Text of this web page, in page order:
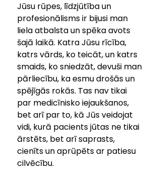
Jūsu rūpes, līdzjūtība un
profesionālisms ir bijusi man
liela atbalsta un spēka avots
šajā laikā. Katra Jūsu rīcība,
katrs vārds, ko teicāt, un katrs
smaids, ko sniedzāt, devuši man
pārliecību, ka esmu drošās un
spējīgās rokās. Tas nav tikai
par medicīnisko iejaukšanos,
bet arī par to, kā Jūs veidojat
vidi, kurā pacients jūtas ne tikai
ārstēts, bet arī saprasts,
cienīts un aprūpēts ar patiesu
cilvēcību.